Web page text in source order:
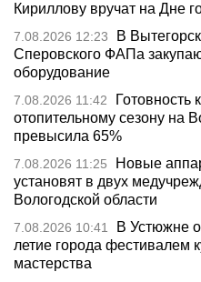
Кириллову вручат на Дне
7.08.2026 12:23
В
Сперовского ФАПа
оборудование
7.08.2026 11:42
Готовность
отопительному сезону на
превысила 65%
7.08.2026 11:25
Новые
установят в двух
Вологодской области
7.08.2026 10:41
В Устюжне
летие города фестивалем
мастерства